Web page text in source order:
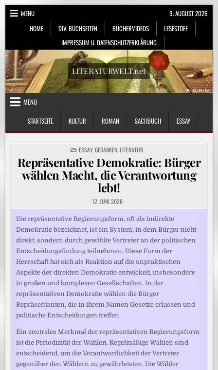
Skip
MENU
HOME
DIV. BUCHSEITEN BÜCHERVIDEOS
LESESTOFF
IMPRESSUM U. DATENSCHUTZERKLÄRUNG
9. AUGUST 2026
LITERATURWELT.net
MENU
STARTSEITE
KULTUR ROMAN SACHBUCH ESSAY
POSTED
IN
ESSAY,GEDANKEN,LITERATUR
Repräsentative Demokratie: Bürger
wählen Macht, die Verantwortung
lebt!
12. JUNI 2026
Die repräsentative Regierungsform, oft als indirekte
Demokratie bezeichnet, ist ein System, in dem Bürger nicht
direkt, sondern durch gewählte Vertreter an der politischen
Entscheidungsfindung teilnehmen. Diese Form der
Herrschaft hat sich als Reaktion auf die unpraktischen
Aspekte der direkten Demokratie entwickelt, insbesondere
in großen und komplexen Gesellschaften. In der
repräsentativen Demokratie wählen die Bürger
Repräsentanten, die in ihrem Namen Gesetze erlassen und
politische Entscheidungen treffen.
Ein zentrales Merkmal der repräsentativen Regierungsform
ist die Periodizität der Wahlen. Regelmäßige Wahlen sind
entscheidend, um die Verantwortlichkeit der Vertreter
gegenüber den Wählern zu gewährleisten. Die Wähler